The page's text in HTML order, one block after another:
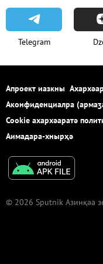
Telegram
Апроект иазкны
Аконфиденциалра
Cookie ахархәаратә
Аимадара-хнырҳә
© 2026 Sputnik Азинқәа